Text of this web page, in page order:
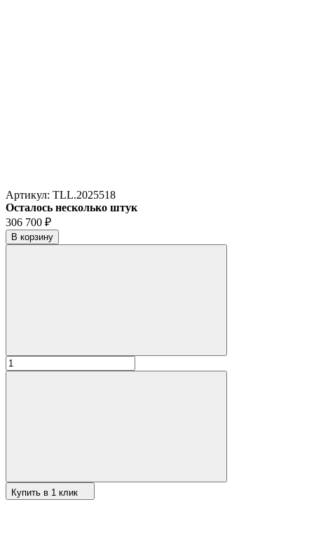
Артикул: TLL.2025518
Осталось несколько штук
306 700 ₽
В корзину
Купить в 1 клик